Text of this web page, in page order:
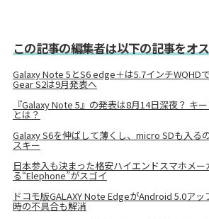
この記事の編集者は以下の記事をオ
Galaxy Note 5とS6 edge＋は5.7インチWQHD
Gear S2は9月発表へ
『Galaxy Note 5』の発表は8月14日深夜？ キ
とは？
Galaxy S6を伸ばして薄くし、micro SDも入る
スキー
日本参入も決まった格安ハイエンドスマホメー
る“Elephone”がスゴイ
ドコモ版GALAXY Note EdgeがAndroid 5.0アッ
時の不具合も解消